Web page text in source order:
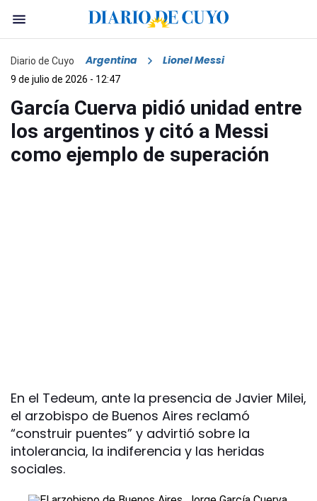
Diario de Cuyo Argentina Lionel Messi
9 de julio de 2026 - 12:47
García Cuerva pidió unidad entre
los argentinos y citó a Messi
como ejemplo de superación
En el Tedeum, ante la presencia de Javier Milei,
el arzobispo de Buenos Aires reclamó
“construir puentes” y advirtió sobre la
intolerancia, la indiferencia y las heridas
sociales.